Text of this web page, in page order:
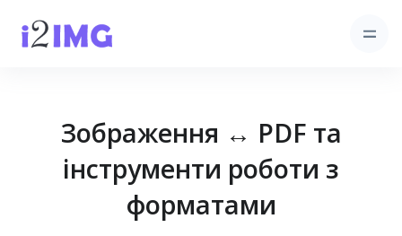
Зображення ↔ PDF та
інструменти роботи з
форматами